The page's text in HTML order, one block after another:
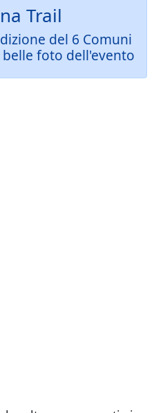
Trail
del 6 Comuni
foto dell'evento